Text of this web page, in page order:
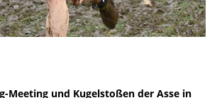
Meeting und Kugelstoßen der Asse in